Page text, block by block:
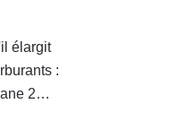
élargit
:
2